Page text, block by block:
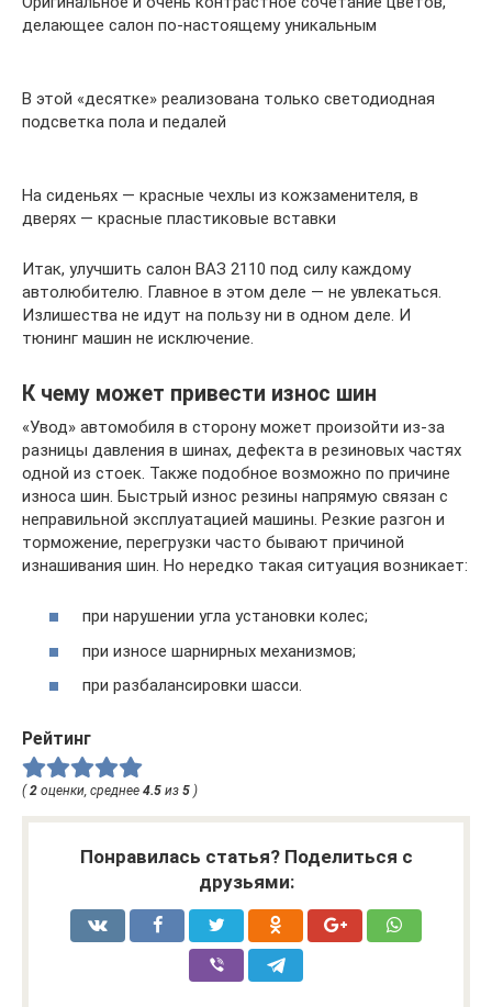
делающее салон по-настоящему уникальным
В этой «десятке» реализована только светодиодная
подсветка пола и педалей
На сиденьях — красные чехлы из кожзаменителя, в
дверях — красные пластиковые вставки
Итак, улучшить салон ВАЗ 2110 под силу каждому
автолюбителю. Главное в этом деле — не увлекаться.
Излишества не идут на пользу ни в одном деле. И
тюнинг машин не исключение.
К чему может привести износ шин
«Увод» автомобиля в сторону может произойти из-за
разницы давления в шинах, дефекта в резиновых частях
одной из стоек. Также подобное возможно по причине
износа шин. Быстрый износ резины напрямую связан с
неправильной эксплуатацией машины. Резкие разгон и
торможение, перегрузки часто бывают причиной
изнашивания шин. Но нередко такая ситуация возникает:
при нарушении угла установки колес;
при износе шарнирных механизмов;
при разбалансировки шасси.
Рейтинг
(2 оценки, среднее 4.5 из 5 )
Понравилась статья? Поделиться с
друзьями: